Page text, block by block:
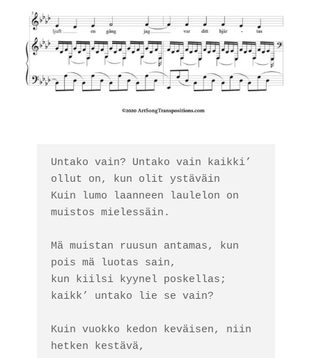
Untako vain? Untako vain kaikki’
ollut on, kun olit ystäväin
Kuin lumo laanneen laulelon on
muistos mielessäin.
Mä muistan ruusun antamas, kun
pois mä luotas sain,
kun kiilsi kyynel poskellas;
kaikk’ untako lie se vain?
Kuin vuokko kedon keväisen, niin
hetken kestävä,